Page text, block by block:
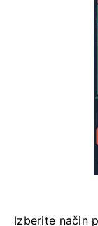
Izberite način